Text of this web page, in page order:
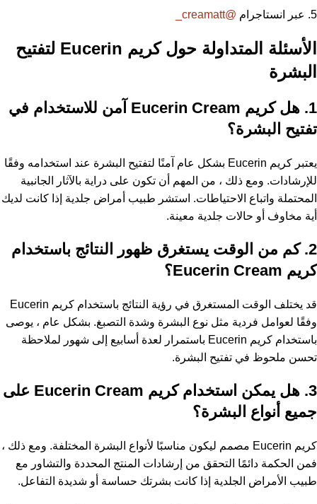
عبر انستاجرام @creamatt_
الأسئلة المتداولة حول كريم Eucerin لتفتيح
البشرة
1. هل كريم Eucerin Cream آمن للاستخدام في
تفتيح البشرة؟
يعتبر كريم Eucerin بشكل عام آمنًا لتفتيح البشرة عند استخدامه وفقًا
للإرشادات. ومع ذلك ، من المهم أن تكون على دراية بالآثار الجانبية
المحتملة واتباع الاحتياطات. استشر طبيب أمراض جلدية إذا كانت لديك
أية مخاوف أو حالات جلدية معينة.
2. كم من الوقت يستغرق ظهور النتائج باستخدام
كريم Eucerin Cream؟
قد يختلف الوقت المستغرق في رؤية النتائج باستخدام كريم Eucerin
وفقًا لعوامل فردية مثل نوع البشرة وشدة التصبغ. بشكل عام ، يوصى
باستخدام كريم Eucerin باستمرار لعدة أسابيع إلى شهور لملاحظة
تحسن ملحوظ في تفتيح البشرة.
3. هل يمكن استخدام كريم Eucerin Cream على
جميع أنواع البشرة؟
كريم Eucerin مصمم ليكون مناسبًا لأنواع البشرة المختلفة. ومع ذلك ،
فمن الحكمة دائمًا التحقق من إرشادات المنتج المحددة والتشاور مع
طبيب الأمراض الجلدية إذا كانت بشرتك حساسة أو شديدة التفاعل.